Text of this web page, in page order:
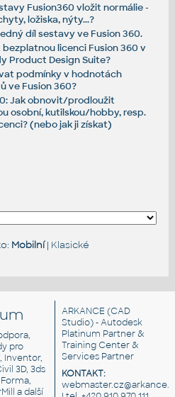
Fusion360 vložit normálie -
ložiska, nýty...?
díl sestavy ve Fusion 360.
bezplatnou licenci Fusion 360 v
Product Design Suite?
podmínky v hodnotách
ve Fusion 360?
Jak obnovit/prodloužit
osobní, kutilskou/hobby, resp.
(nebo jak ji získat)
Mobilní| Klasické
pro
Inventor,
3D, 3ds
a další
ARKANCE (CAD
Studio) - Autodesk
Platinum Partner &
Training Center &
Services Partner
KONTAKT: